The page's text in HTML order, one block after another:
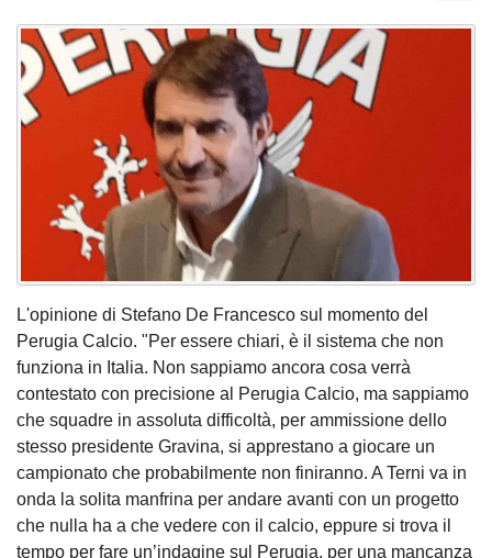
L'opinione di Stefano De Francesco sul momento del
Perugia Calcio. "Per essere chiari, è il sistema che non
funziona in Italia. Non sappiamo ancora cosa verrà
contestato con precisione al Perugia Calcio, ma sappiamo
che squadre in assoluta difficoltà, per ammissione dello
stesso presidente Gravina, si apprestano a giocare un
campionato che probabilmente non finiranno. A Terni va in
onda la solita manfrina per andare avanti con un progetto
che nulla ha a che vedere con il calcio, eppure si trova il
tempo per fare un’indagine sul Perugia, per una mancanza